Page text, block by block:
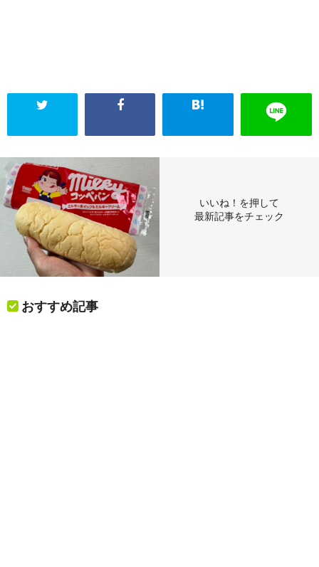
いいね！を押して
最新記事をチェック
おすすめ記事